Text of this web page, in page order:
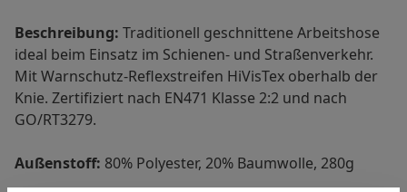
Beschreibung: Traditionell geschnittene Arbeitshose
ideal beim Einsatz im Schienen- und Straßenverkehr.
Mit Warnschutz-Reflexstreifen HiVisTex oberhalb der
Knie. Zertifiziert nach EN471 Klasse 2:2 und nach
GO/RT3279.
Außenstoff: 80% Polyester, 20% Baumwolle, 280g